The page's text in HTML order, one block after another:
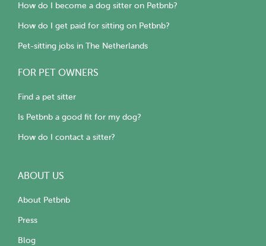
How do I become a dog sitter on Petbnb?
How do I get paid for sitting on Petbnb?
Pet-sitting jobs in The Netherlands
FOR PET OWNERS
Find a pet sitter
Is Petbnb a good fit for my dog?
How do I contact a sitter?
ABOUT US
About Petbnb
Press
Blog